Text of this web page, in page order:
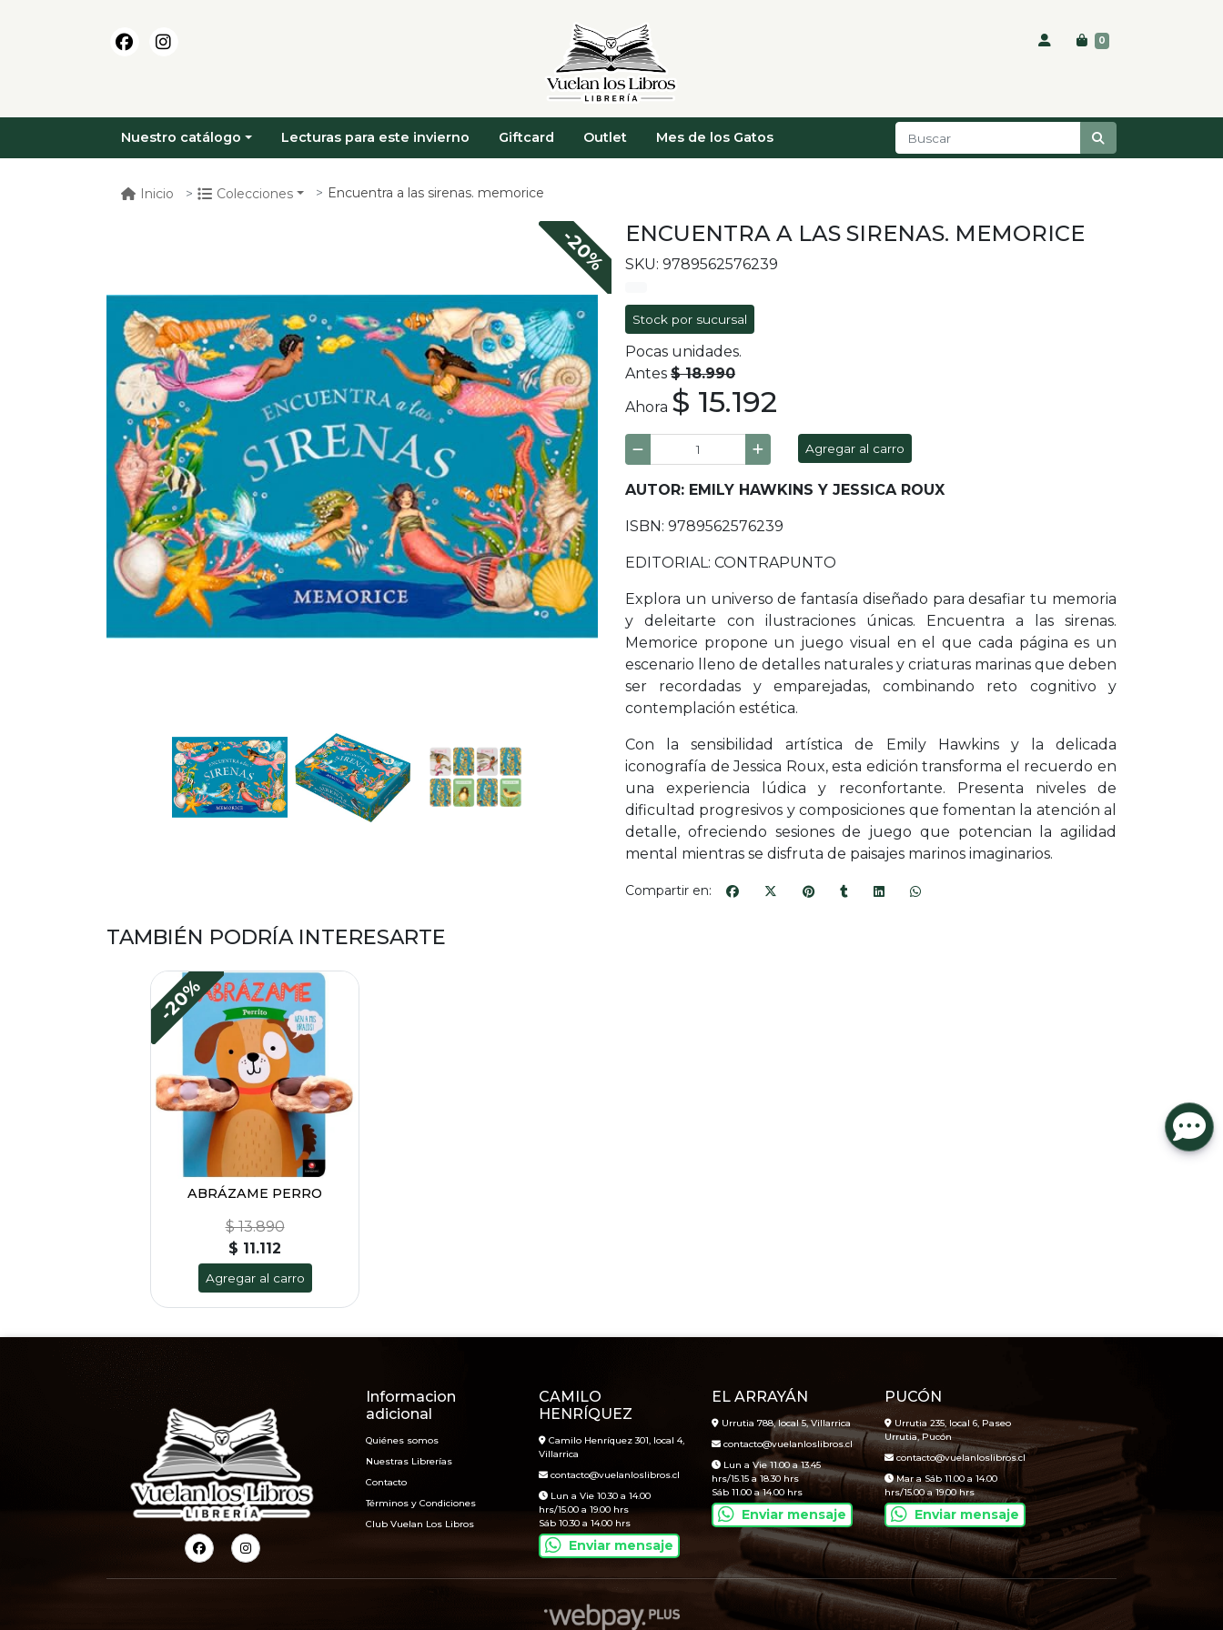
0
Nuestro catálogo Lecturas para este invierno Giftcard Outlet Mes de los Gatos
Inicio Colecciones Encuentra a las sirenas. memorice
-20% ENCUENTRA A LAS SIRENAS. MEMORICE
SKU: 9789562576239
Stock por sucursal
Pocas unidades.
Antes $ 18.990
Ahora $ 15.192
Agregar al carro
AUTOR: EMILY HAWKINS Y JESSICA ROUX
ISBN: 9789562576239
EDITORIAL: CONTRAPUNTO
Explora un universo de fantasía diseñado para desafiar tu memoria
y deleitarte con ilustraciones únicas. Encuentra a las sirenas.
Memorice propone un juego visual en el que cada página es un
escenario lleno de detalles naturales y criaturas marinas que deben
ser recordadas y emparejadas, combinando reto cognitivo y
contemplación estética.
Con la sensibilidad artística de Emily Hawkins y la delicada
iconografía de Jessica Roux, esta edición transforma el recuerdo en
una experiencia lúdica y reconfortante. Presenta niveles de
dificultad progresivos y composiciones que fomentan la atención al
detalle, ofreciendo sesiones de juego que potencian la agilidad
mental mientras se disfruta de paisajes marinos imaginarios.
Compartir en:
TAMBIÉN PODRÍA INTERESARTE
-20%
ABRÁZAME PERRO
$ 13.890
$ 11.112
Agregar al carro
Informacion
adicional
Quiénes somos
Nuestras Librerías
Contacto
Términos y Condiciones
Club Vuelan Los Libros
CAMILO
HENRÍQUEZ
Camilo Henríquez 301, local 4,
Villarrica
contacto@vuelanloslibros.cl
Lun a Vie 10.30 a 14.00
hrs/15.00 a 19.00 hrs
Sáb 10.30 a 14.00 hrs
Enviar mensaje
EL ARRAYÁN
Urrutia 788, local 5, Villarrica
contacto@vuelanloslibros.cl
Lun a Vie 11.00 a 13.45
hrs/15.15 a 18.30 hrs
Sáb 11.00 a 14.00 hrs
Enviar mensaje
PUCÓN
Urrutia 235, local 6, Paseo
Urrutia, Pucón
contacto@vuelanloslibros.cl
Mar a Sáb 11.00 a 14.00
hrs/15.00 a 19.00 hrs
Enviar mensaje